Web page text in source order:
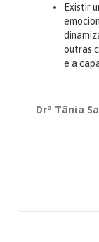
Existir
outras
e a
Drª Tânia